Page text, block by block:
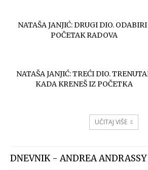
NATAŠA JANJIĆ: DRUGI DIO.
POČETAK RADOVA
NATAŠA JANJIĆ: TREĆI DIO.
KADA KRENEŠ IZ POČETKA
UČITAJ VIŠE
DNEVNIK - ANDREA ANDRASSY